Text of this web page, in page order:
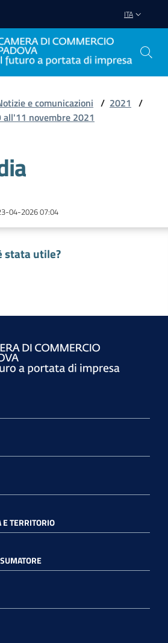
ITA
e comunicazioni / 2021 /
novembre 2021
04-2026 07:04
stata utile?
TERRITORIO